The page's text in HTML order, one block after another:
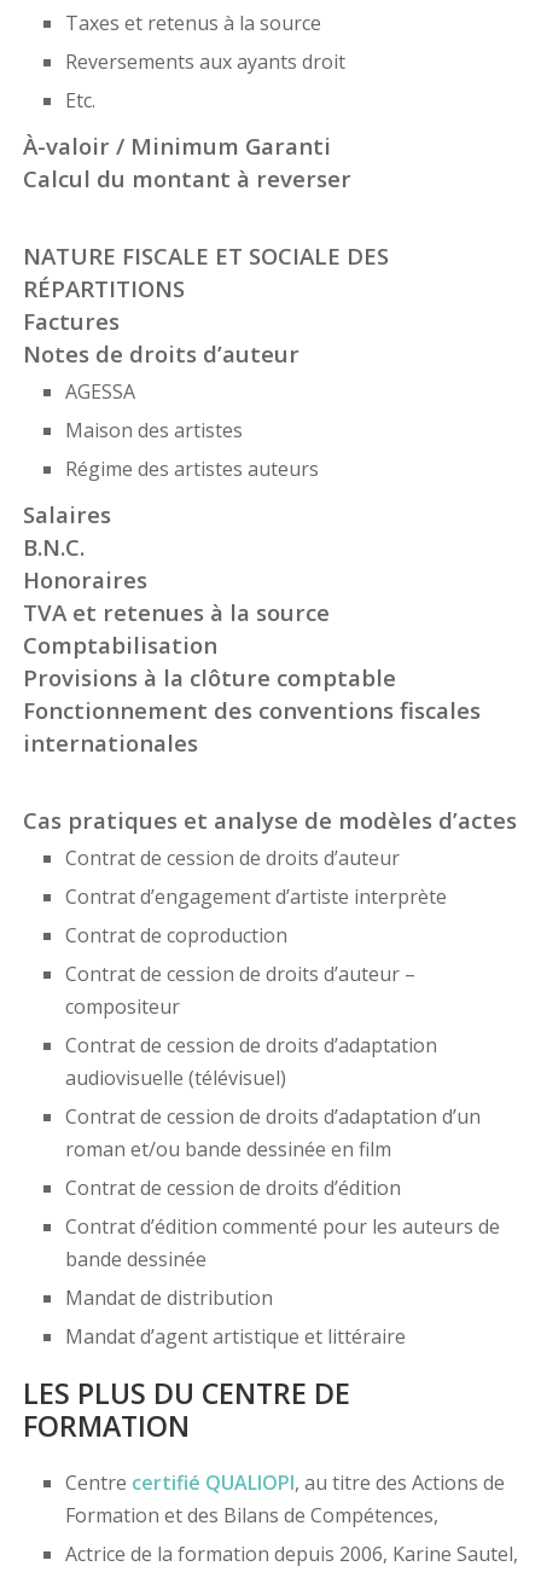
Taxes et retenus à la source
Reversements aux ayants droit
Etc.
À-valoir / Minimum Garanti
Calcul du montant à reverser
NATURE FISCALE ET SOCIALE DES
RÉPARTITIONS
Factures
Notes de droits d’auteur
AGESSA
Maison des artistes
Régime des artistes auteurs
Salaires
B.N.C.
Honoraires
TVA et retenues à la source
Comptabilisation
Provisions à la clôture comptable
Fonctionnement des conventions fiscales
internationales
Cas pratiques et analyse de modèles d’actes
Contrat de cession de droits d’auteur
Contrat d’engagement d’artiste interprète
Contrat de coproduction
Contrat de cession de droits d’auteur –
compositeur
Contrat de cession de droits d’adaptation
audiovisuelle (télévisuel)
Contrat de cession de droits d’adaptation d’un
roman et/ou bande dessinée en film
Contrat de cession de droits d’édition
Contrat d’édition commenté pour les auteurs de
bande dessinée
Mandat de distribution
Mandat d’agent artistique et littéraire
LES PLUS DU CENTRE DE
FORMATION
Centre certifié QUALIOPI, au titre des Actions de
Formation et des Bilans de Compétences,
Actrice de la formation depuis 2006, Karine Sautel,